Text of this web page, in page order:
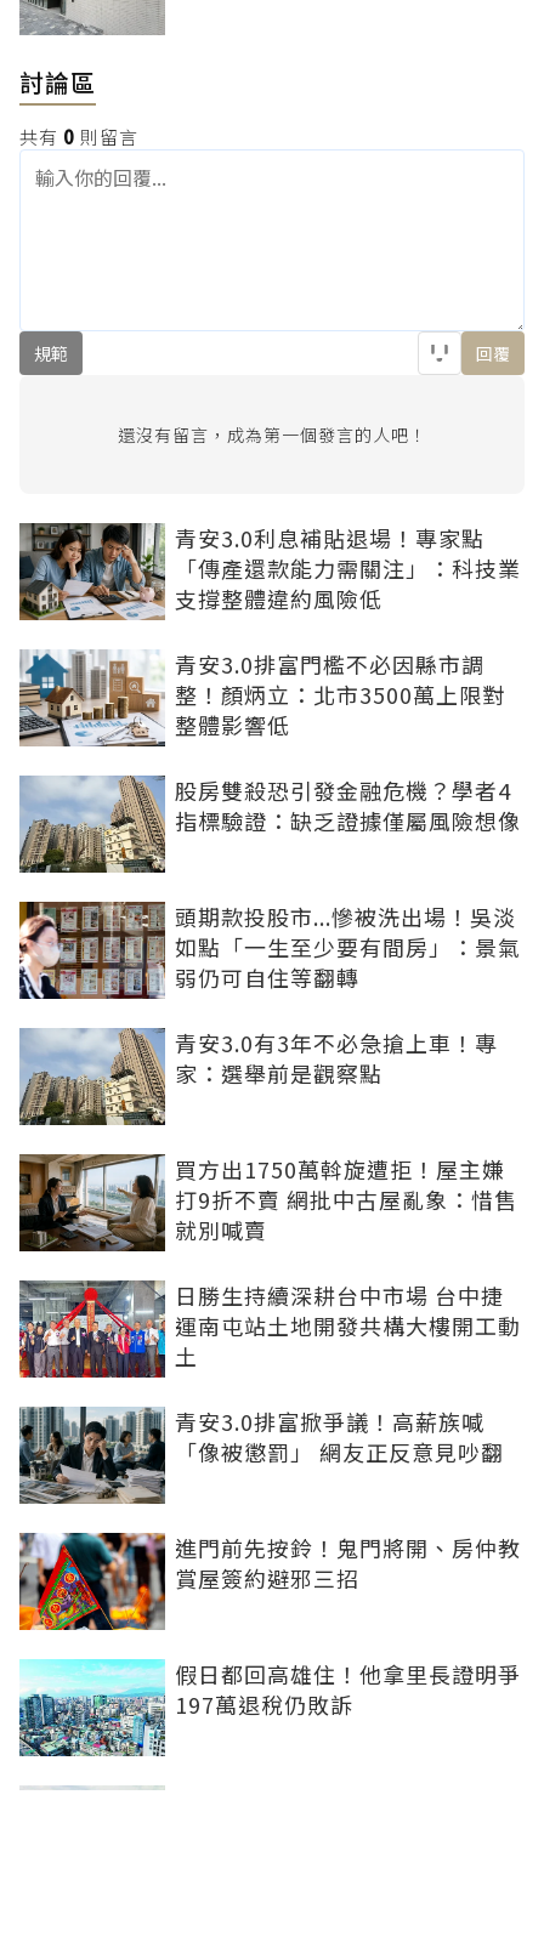
討論區
共有 0 則留言
規範 回覆
還沒有留言，成為第一個發言的人吧！
青安3.0利息補貼退場！專家點
「傳產還款能力需關注」：科技業
支撐整體違約風險低
青安3.0排富門檻不必因縣市調
整！顏炳立：北市3500萬上限對
整體影響低
股房雙殺恐引發金融危機？學者4
指標驗證：缺乏證據僅屬風險想像
頭期款投股市...慘被洗出場！吳淡
如點「一生至少要有間房」：景氣
弱仍可自住等翻轉
青安3.0有3年不必急搶上車！專
家：選舉前是觀察點
買方出1750萬斡旋遭拒！屋主嫌
打9折不賣 網批中古屋亂象：惜售
就別喊賣
日勝生持續深耕台中市場 台中捷
運南屯站土地開發共構大樓開工動
土
青安3.0排富掀爭議！高薪族喊
「像被懲罰」 網友正反意見吵翻
進門前先按鈴！鬼門將開、房仲教
賞屋簽約避邪三招
假日都回高雄住！他拿里長證明爭
197萬退稅仍敗訴